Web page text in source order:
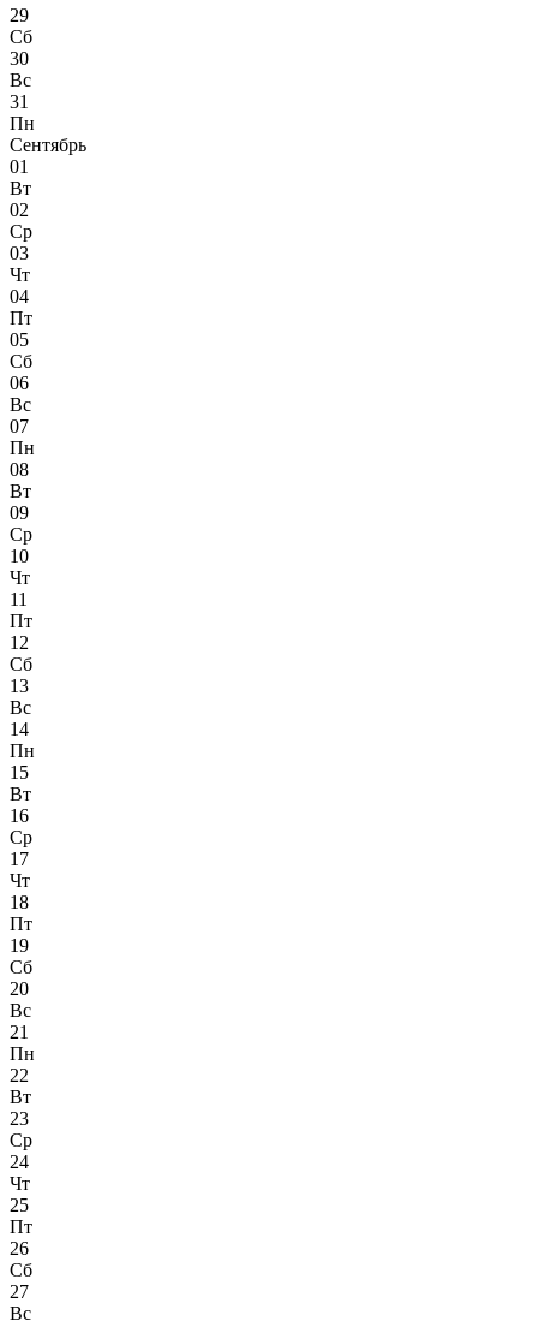
29
Сб
30
Вс
31
Пн
Сентябрь
01
Вт
02
Ср
03
Чт
04
Пт
05
Сб
06
Вс
07
Пн
08
Вт
09
Ср
10
Чт
11
Пт
12
Сб
13
Вс
14
Пн
15
Вт
16
Ср
17
Чт
18
Пт
19
Сб
20
Вс
21
Пн
22
Вт
23
Ср
24
Чт
25
Пт
26
Сб
27
Вс